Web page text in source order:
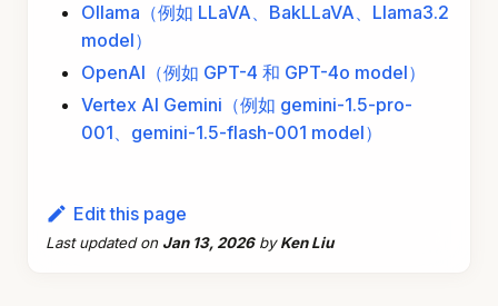
Ollama（例如 LLaVA、BakLLaVA、Llama3.2
model）
OpenAI（例如 GPT-4 和 GPT-4o model）
Vertex AI Gemini（例如 gemini-1.5-pro-
001、gemini-1.5-flash-001 model）
Edit this page
Last updatedon Jan 13, 2026byKen Liu